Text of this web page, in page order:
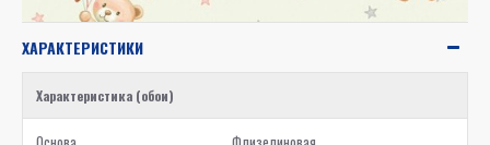
ХАРАКТЕРИСТИКИ
Характеристика (обои)